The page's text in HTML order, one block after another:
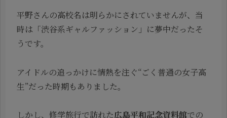
平野さんの高校名は明らかにされていませんが、当
時は「渋谷系ギャルファッション」に夢中だったそ
うです。
アイドルの追っかけに情熱を注ぐ“ごく普通の女子高
生”だった時期もありました。
しかし、修学旅行で訪れた広島平和記念資料館での